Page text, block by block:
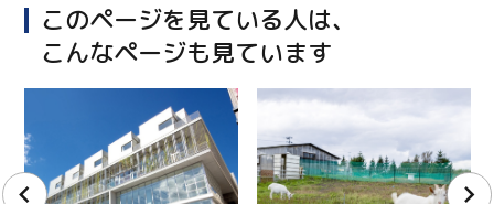
このページを見ている人は、
こんなページも見ています